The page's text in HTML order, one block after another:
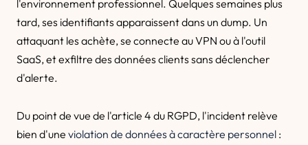
l'environnement professionnel. Quelques semaines plus
tard, ses identifiants apparaissent dans un dump. Un
attaquant les achète, se connecte au VPN ou à l'outil
SaaS, et exfiltre des données clients sans déclencher
d'alerte.
Du point de vue de l'article 4 du RGPD, l'incident relève
bien d'une violation de données à caractère personnel :